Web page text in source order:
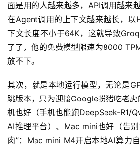
开
源
代
码
常
用
链
接
面是用的人越来越多，API调用越来
在Agent调用的上下文越来越长，以
下文长度不小于64K，这就导致
了了，他的免费模型限速为8000
放不下。
其次，就是本地运行模型，无论是
跳版本，只为迎接Google扮猪吃老
机也好（手机也能跑DeepSeek-R1/
AI推理平台）、Mac mini也好（告别
肉”：Mac mini M4开启本地AI算力